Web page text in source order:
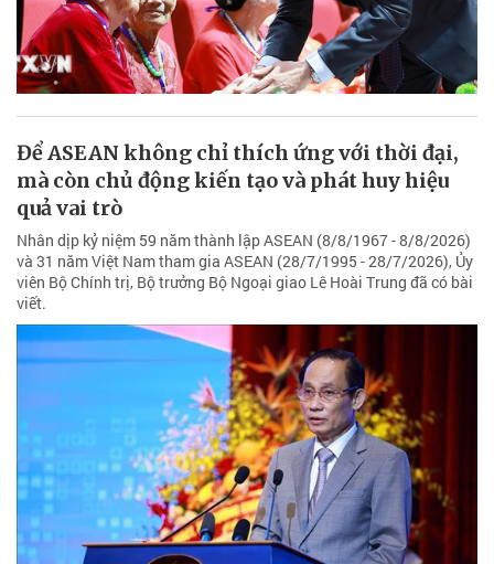
Để ASEAN không chỉ thích ứng với thời đại,
mà còn chủ động kiến tạo và phát huy hiệu
quả vai trò
Nhân dịp kỷ niệm 59 năm thành lập ASEAN (8/8/1967 - 8/8/2026)
và 31 năm Việt Nam tham gia ASEAN (28/7/1995 - 28/7/2026), Ủy
viên Bộ Chính trị, Bộ trưởng Bộ Ngoại giao Lê Hoài Trung đã có bài
viết.